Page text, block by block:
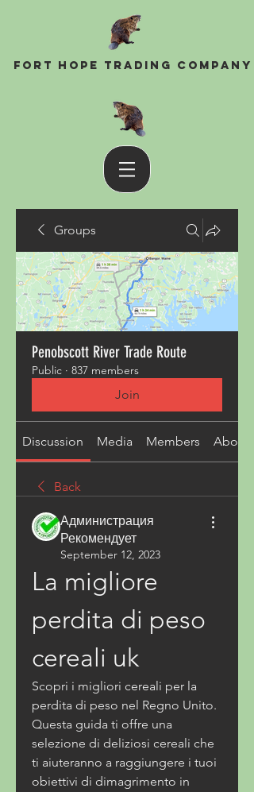
Fort Hope Trading Company
Groups
Penobscott River Trade Route
Public · 837 members
Join
Discussion Media Members About
Back
Администрация
Рекомендует
September 12, 2023
La migliore
perdita di peso
cereali uk
Scopri i migliori cereali per la
perdita di peso nel Regno Unito.
Questa guida ti offre una
selezione di deliziosi cereali che
ti aiuteranno a raggiungere i tuoi
obiettivi di dimagrimento in